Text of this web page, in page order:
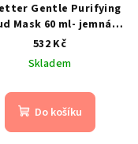
Gentle Purifying
Mask 60 ml- jemná
bahenní maska na
obličej
532 Kč
Skladem
Do košíku